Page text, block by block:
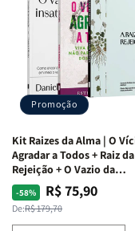
Promoção
Kit Raizes da Alma | O
Agradar a Todos + Raiz da
Rejeição + O Vazio da
Insatisfação.
-58%
Preço
normal
De:R$ 179,70
Preço
promocional
R$ 75,90